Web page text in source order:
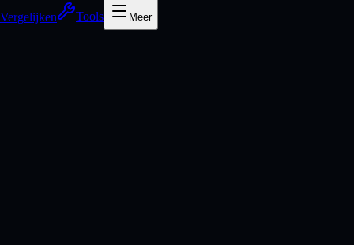
Vergelijken Tools Meer